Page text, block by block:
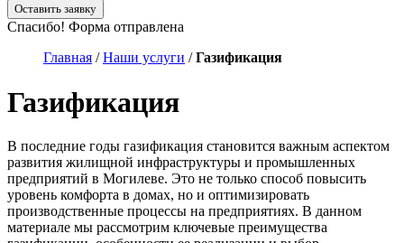
Оставить заявку
Спасибо! Форма отправлена
Главная /Наши услуги /Газификация
Газификация
В последние годы газификация становится важным аспектом
развития жилищной инфраструктуры и промышленных
предприятий в Могилеве. Это не только способ повысить
уровень комфорта в домах, но и оптимизировать
производственные процессы на предприятиях. В данном
материале мы рассмотрим ключевые преимущества